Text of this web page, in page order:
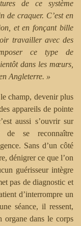
de ce système
de craquer. C’est en
et en fonçant bille
travailler avec des
ce type de
dans les mœurs,
Angleterre. »
champ, devenir plus
appareils de pointe
aussi s’ouvrir sur
de se reconnaître
Sans d’un côté
dénigrer ce que l’on
guérisseur intègre
pas de diagnostic et
d’interrompre un
séance, il ressent,
organe dans le corps